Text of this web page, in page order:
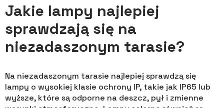
Jakie lampy najlepiej
sprawdzają się na
niezadaszonym tarasie?
Na niezadaszonym tarasie najlepiej sprawdzą się
lampy o wysokiej klasie ochrony IP, takie jak IP65 lub
wyższe, które są odporne na deszcz, pył i zmienne